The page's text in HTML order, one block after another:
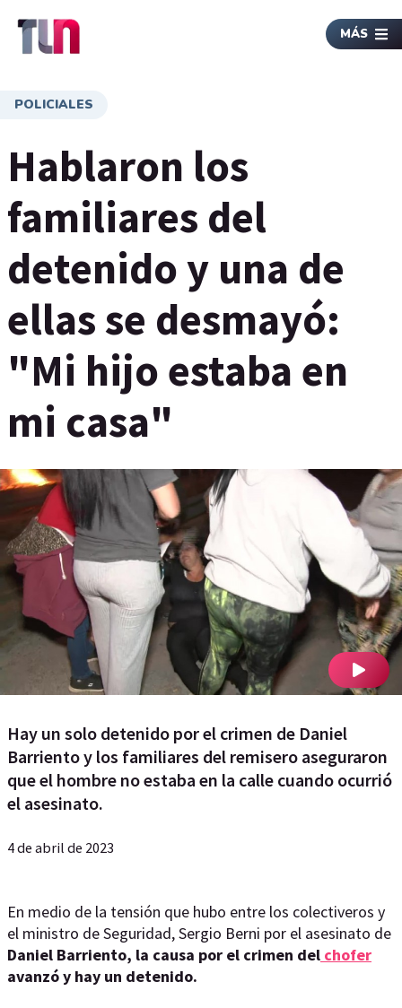
MÁS
POLICIALES
Hablaron los
familiares del
detenido y una de
ellas se desmayó:
"Mi hijo estaba en
mi casa"
Hay un solo detenido por el crimen de Daniel
Barriento y los familiares del remisero aseguraron
que el hombre no estaba en la calle cuando ocurrió
el asesinato.
4 de abril de 2023
En medio de la tensión que hubo entre los colectiveros y
el ministro de Seguridad,Sergio Berni por el asesinato de
Daniel Barriento, la causa por el crimen del chofer
avanzó y hay un detenido.